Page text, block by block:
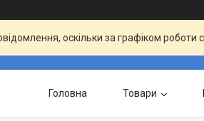
оскільки за графіком
Головна Товари